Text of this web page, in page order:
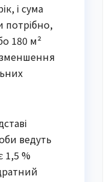
і сума
потрібно,
180 м²
зменшення
ведуть
1,5 %